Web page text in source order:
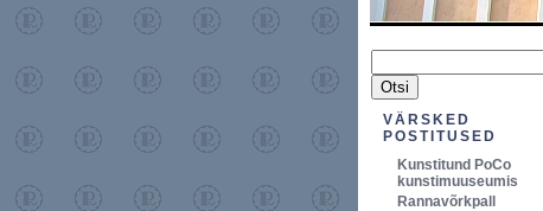
VÄRSKED
POSTITUSED
Kunstitund PoCo
kunstimuuseumis
Rannavõrkpall